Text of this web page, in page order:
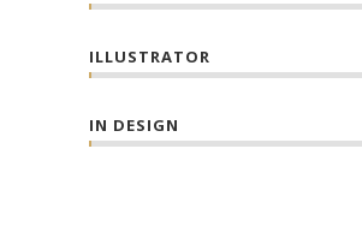
ILLUSTRATOR
IN DESIGN